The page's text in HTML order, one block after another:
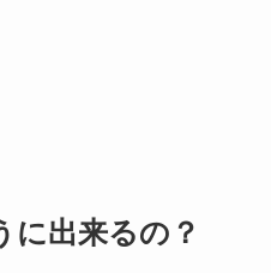
に出来るの？